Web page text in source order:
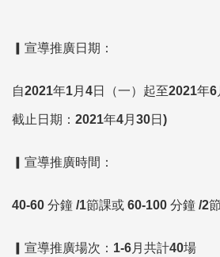
▎宣導推廣日期：
自2021年1月4日（一）起至2021年6
截止日期：2021年4月30日)
▎​宣導推廣時間：
40-60 分鐘 /1節課或 60-100 分鐘 /2
▎​宣導推廣場次： 1-6月共計40場